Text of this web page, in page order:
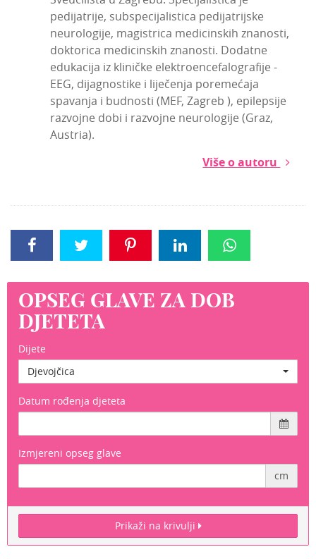
pedijatrije, subspecijalistica pedijatrijske
neurologije, magistrica medicinskih znanosti,
doktorica medicinskih znanosti. Dodatne
edukacija iz kliničke elektroencefalografije -
EEG, dijagnostike i liječenja poremećaja
spavanja i budnosti (MEF, Zagreb ), epilepsije
razvojne dobi i razvojne neurologije (Graz,
Austria).
Više o autoru
OPSEG GLAVE ZA DOB
DJETETA
Dijete
Djevojčica
Datum rođenja djeteta
Izmjereni opseg glave
cm
Prikaži na krivulji